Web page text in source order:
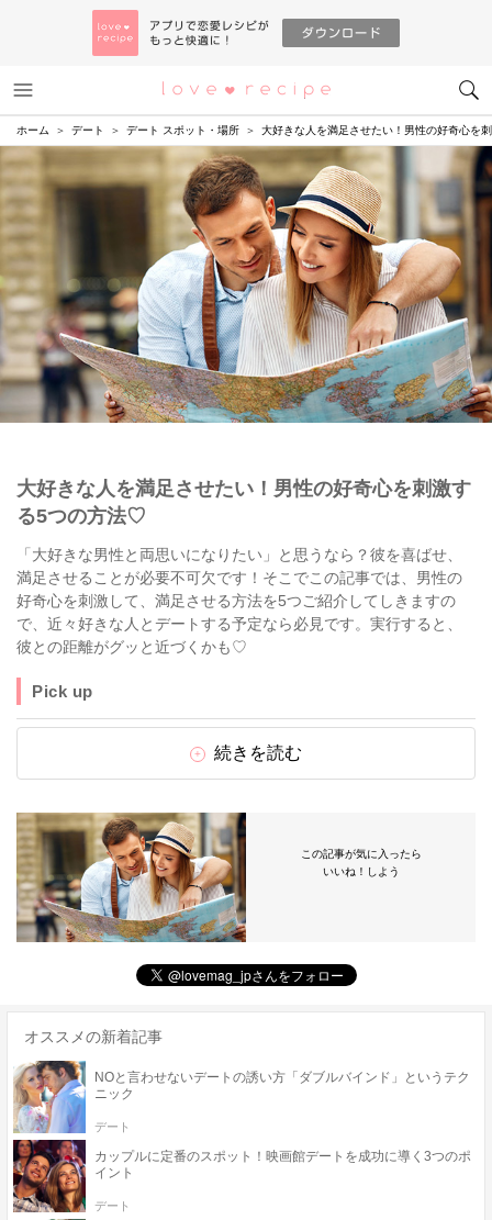
恋愛レシピ
ホーム デート デート スポット・場所 大好きな人を満足させたい！男性の好奇心を
大好きな人を満足させたい！男性の好奇心を刺激す
る5つの方法♡
「大好きな男性と両思いになりたい」と思うなら？彼を喜ばせ、
満足させることが必要不可欠です！そこでこの記事では、男性の
好奇心を刺激して、満足させる方法を5つご紹介してしきますの
で、近々好きな人とデートする予定なら必見です。実行すると、
彼との距離がグッと近づくかも♡
Pick up
続きを読む
この記事が気に入ったら
いいね！しよう
オススメの新着記事
NOと言わせないデートの誘い方「ダブルバインド」というテク
ニック
デート
カップルに定番のスポット！映画館デートを成功に導く3つのポ
イント
デート